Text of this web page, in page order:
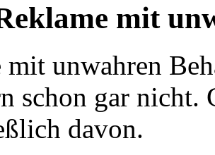
mit
mit unwahren
schon gar nicht.
davon.